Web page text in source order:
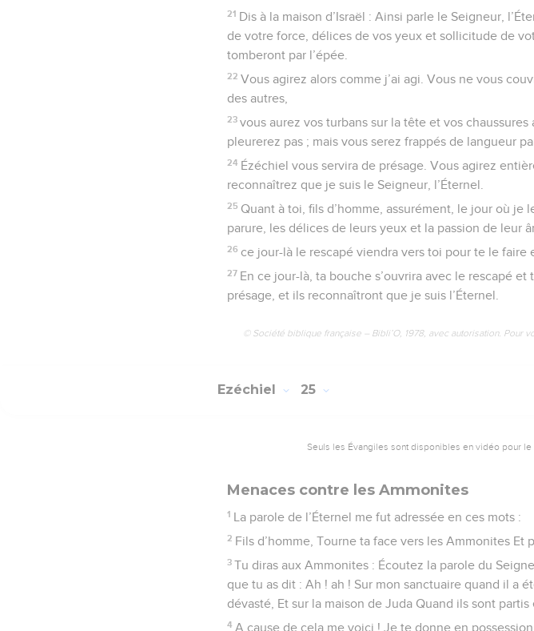
21 Dis à la maison d’Israël : Ainsi parle le Seigneur,
de votre force, délices de vos yeux et sollicitude de
tomberont par l’épée.
22 Vous agirez alors comme j’ai agi. Vous ne vous
des autres,
23 vous aurez vos turbans sur la tête et vos
pleurerez pas ; mais vous serez frappés de langueur
24 Ézéchiel vous servira de présage. Vous agirez
reconnaîtrez que je suis le Seigneur, l’Éternel.
25 Quant à toi, fils d’homme, assurément, le jour où
parure, les délices de leurs yeux et la passion de leur
26 ce jour-là le rescapé viendra vers toi pour te le faire
27 En ce jour-là, ta bouche s’ouvrira avec le rescapé
présage, et ils reconnaîtront que je suis l’Éternel.
© Société biblique française – Bibli’O, 1978, avec autorisation.
Ezéchiel 25
Seuls les Évangiles sont disponibles en vidéo pour le
Menaces contre les Ammonites
1 La parole de l’Éternel me fut adressée en ces mots :
2 Fils d’homme, Tourne ta face vers les Ammonites Et
3 Tu diras aux Ammonites : Écoutez la parole du
que tu as dit : Ah ! ah ! Sur mon sanctuaire quand il a
dévasté, Et sur la maison de Juda Quand ils sont partis
4 A cause de cela me voici ! Je te donne en